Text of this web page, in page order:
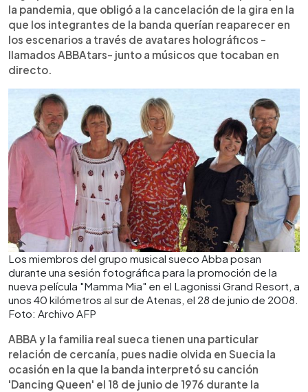
la pandemia, que obligó a la cancelación de la gira en la
que los integrantes de la banda querían reaparecer en
los escenarios a través de avatares holográficos -
llamados ABBAtars- junto a músicos que tocaban en
directo.
Los miembros del grupo musical sueco Abba posan
durante una sesión fotográfica para la promoción de la
nueva película "Mamma Mia" en el Lagonissi Grand Resort, a
unos 40 kilómetros al sur de Atenas, el 28 de junio de 2008.
Foto: Archivo AFP
ABBA y la familia real sueca tienen una particular
relación de cercanía, pues nadie olvida en Suecia la
ocasión en la que la banda interpretó su canción
'Dancing Queen' el 18 de junio de 1976 durante la